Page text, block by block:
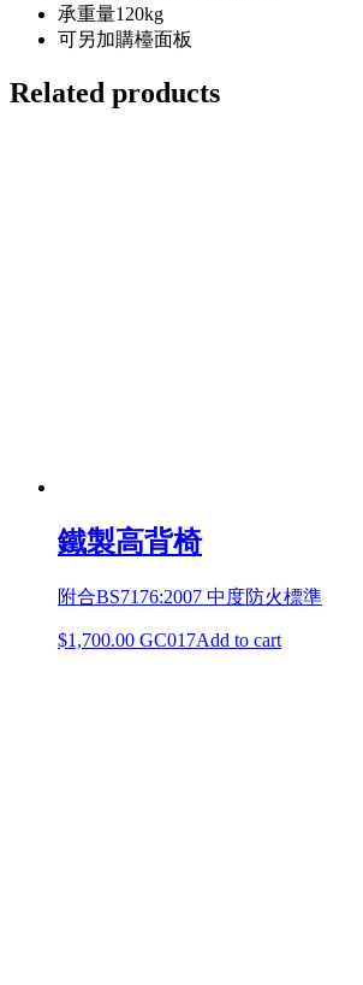
承重量120kg
可另加購檯面板
Related products
鐵製高背椅
附合BS7176:2007 中度防火標準
$1,700.00 GC017Add to cart